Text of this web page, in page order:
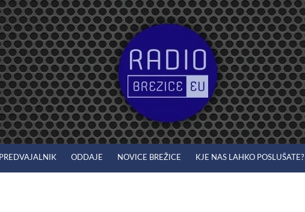
ODDAJE NOVICE BREŽICE KJE NAS LAHKO POSLUŠATE?